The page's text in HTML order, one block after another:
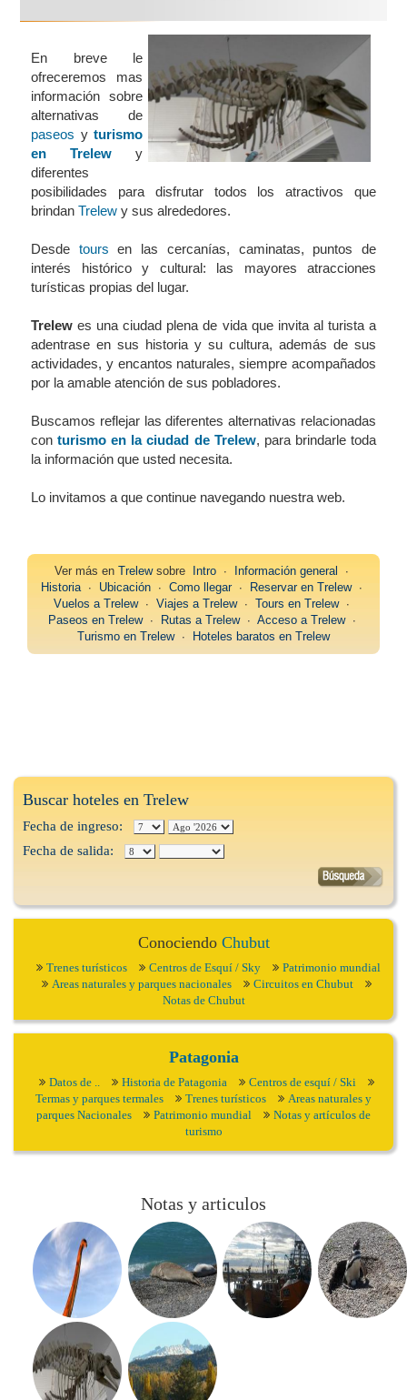
En breve le
ofreceremos mas
información sobre
alternativas de
paseos y turismo
en Trelew y
diferentes
posibilidades para disfrutar todos los atractivos que
brindan Trelew y sus alrededores.
Desde tours en las cercanías, caminatas, puntos de
interés histórico y cultural: las mayores atracciones
turísticas propias del lugar.
Trelew es una ciudad plena de vida que invita al turista a
adentrase en sus historia y su cultura, además de sus
actividades, y encantos naturales, siempre acompañados
por la amable atención de sus pobladores.
Buscamos reflejar las diferentes alternativas relacionadas
conturismo en la ciudad de Trelew, para brindarle toda
la información que usted necesita.
Lo invitamos a que continue navegando nuestra web.
Ver más en Trelewsobre Intro ∙ Información general
∙
Historia∙ Ubicación ∙ Como llegar∙ Reservar en Trelew∙
Vuelos a Trelew∙ Viajes a Trelew∙ Tours en Trelew∙
Paseos en Trelew∙ Rutas a Trelew∙ Acceso a Trelew∙
Turismo en Trelew∙ Hoteles baratos en Trelew
Buscar hoteles en Trelew
Fecha de ingreso:
Fecha de salida:
Conociendo Chubut
Trenes turísticos Centros de Esquí / Sky
Patrimonio mundial
Areas naturales y parques nacionales
Circuitos en Chubut
Notas de Chubut
Patagonia
Datos de .. Historia de Patagonia
Centros de esquí / Ski
Termas y parques termales
Trenes turísticos
Areas naturales y
parques Nacionales
Patrimonio mundial
Notas y artículos de
turismo
Notas y articulos